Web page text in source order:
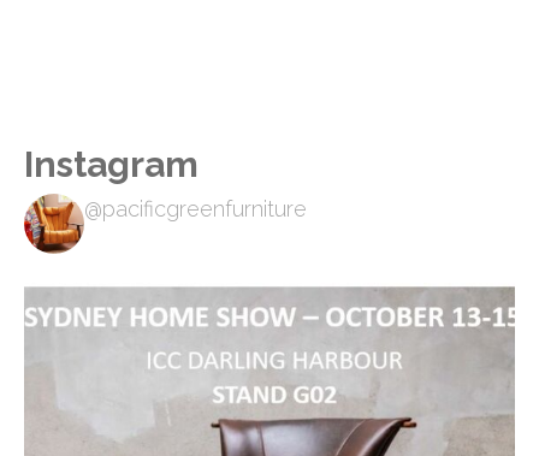
Instagram
@pacificgreenfurniture